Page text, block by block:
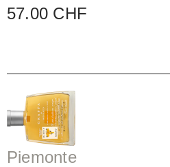
57.00 CHF
Piemonte